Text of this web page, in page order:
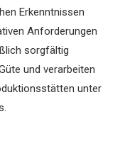
Erkenntnissen
Anforderungen
sorgfältig
und verarbeiten
unter